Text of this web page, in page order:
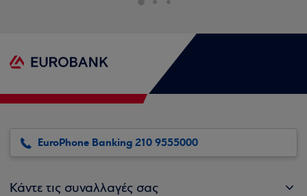
EuroPhone Banking 210 9555000
Κάντε τις συναλλαγές σας